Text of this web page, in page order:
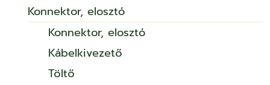
Konnektor, elosztó
Konnektor, elosztó
Kábelkivezető
Töltő